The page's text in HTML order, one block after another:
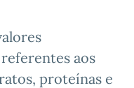
aos
proteínas e